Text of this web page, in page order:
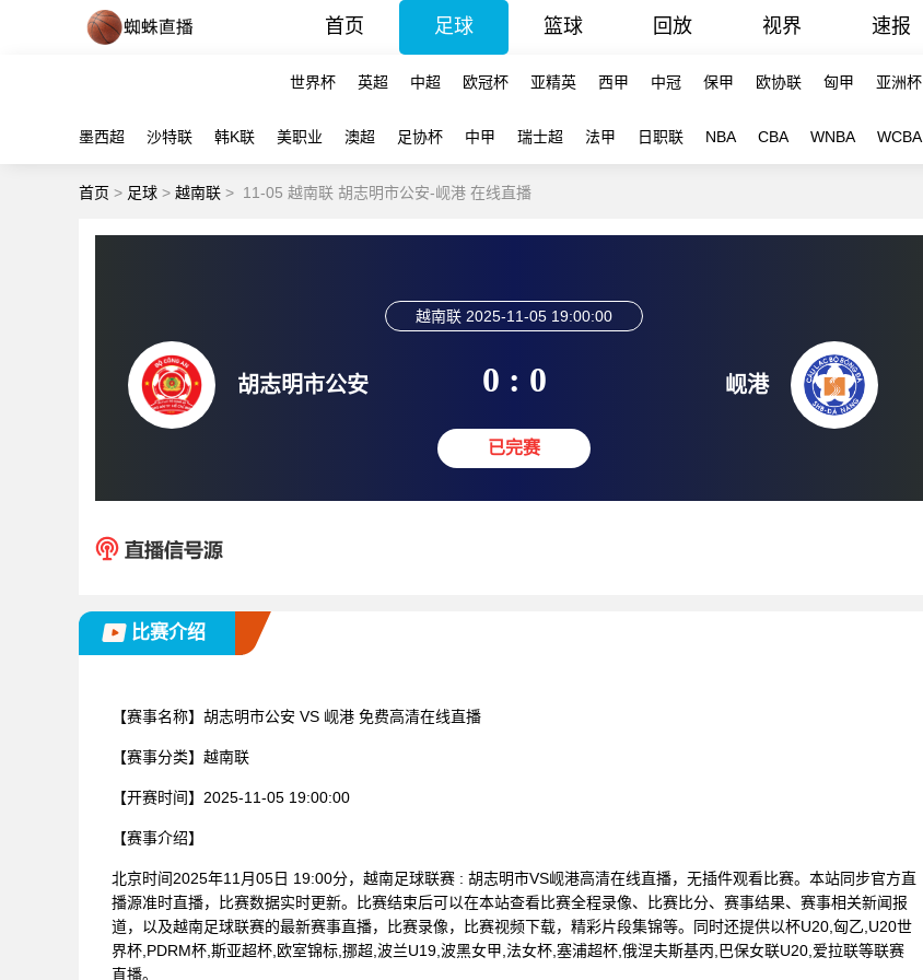
首页 足球 篮球 回放 视界 速报
世界杯 英超 中超 欧冠杯 亚精英 西甲 中冠 保甲 欧协联 匈甲 亚洲杯
墨西超 沙特联 韩K联 美职业 澳超 足协杯 中甲 瑞士超 法甲 日职联 NBA CBA WNBA WCBA
首页 > 足球 > 越南联 > 11-05 越南联 胡志明市公安-岘港 在线直播
胡志明市公安
越南联 2025-11-05 19:00:00
0 : 0
已完赛
岘港
比赛介绍
【赛事名称】 胡志明市公安 VS 岘港 免费高清在线直播
【赛事分类】 越南联
【开赛时间】 2025-11-05 19:00:00
【赛事介绍】
北京时间2025年11月05日 19:00分，越南足球联赛 : 胡志明市VS岘港高清在线直播，无插件观看比赛。本站同步官方直
播源准时直播，比赛数据实时更新。比赛结束后可以在本站查看比赛全程录像、比赛比分、赛事结果、赛事相关新闻报
道，以及越南足球联赛的最新赛事直播，比赛录像，比赛视频下载，精彩片段集锦等。同时还提供以杯U20,匈乙,U20世
界杯,PDRM杯,斯亚超杯,欧室锦标,挪超,波兰U19,波黑女甲,法女杯,塞浦超杯,俄涅夫斯基丙,巴保女联U20,爱拉联等联赛
直播。